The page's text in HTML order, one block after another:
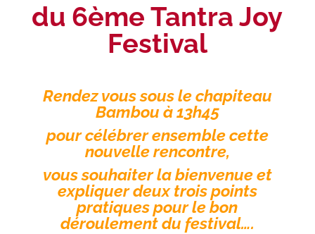
du 6ème Tantra Joy
Festival
Rendez vous sous le chapiteau
Bambou à 13h45
pour célébrer ensemble cette
nouvelle rencontre,
vous souhaiter la bienvenue et
expliquer deux trois points
pratiques pour le bon
déroulement du festival….